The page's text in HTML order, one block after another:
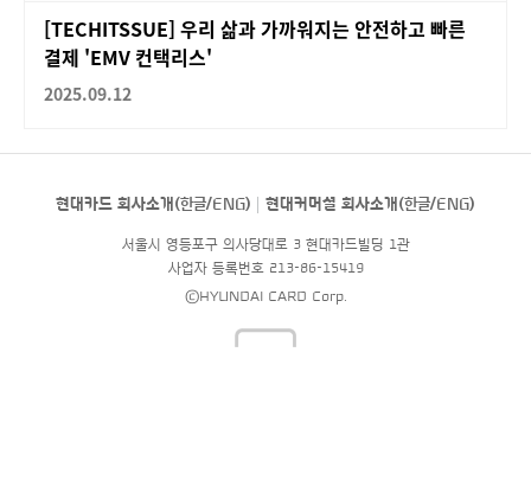
[TECHITSSUE] 우리 삶과 가까워지는 안전하고 빠른
결제 'EMV 컨택리스'
2025.09.12
현대카드 회사소개(한글/ENG) 현대커머셜 회사소개(한글/ENG)
서울시 영등포구 의사당대로 3 현대카드빌딩 1관
사업자 등록번호 213-86-15419
©HYUNDAI CARD Corp.